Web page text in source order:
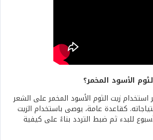
الأسود المخمر؟
استخدام زيت الثوم الأسود المخمر على الشعر
كقاعدة عامة، يوصى باستخدام الزيت
للبدء ثم ضبط التردد بناءً على كيفية